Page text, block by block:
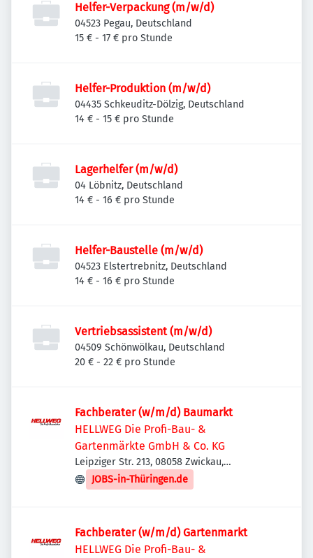
Helfer-Verpackung (m/w/d)
04523 Pegau, Deutschland
15 € - 17 € pro Stunde
Helfer-Produktion (m/w/d)
04435 Schkeuditz-Dölzig, Deutschland
14 € - 15 € pro Stunde
Lagerhelfer (m/w/d)
04 Löbnitz, Deutschland
14 € - 16 € pro Stunde
Helfer-Baustelle (m/w/d)
04523 Elstertrebnitz, Deutschland
14 € - 16 € pro Stunde
Vertriebsassistent (m/w/d)
04509 Schönwölkau, Deutschland
20 € - 22 € pro Stunde
Fachberater (w/m/d) Baumarkt
HELLWEG Die Profi-Bau- &
Gartenmärkte GmbH & Co. KG
Leipziger Str. 213, 08058 Zwickau,
Deutschland
JOBS-in-Thüringen.de
Fachberater (w/m/d) Gartenmarkt
HELLWEG Die Profi-Bau- &